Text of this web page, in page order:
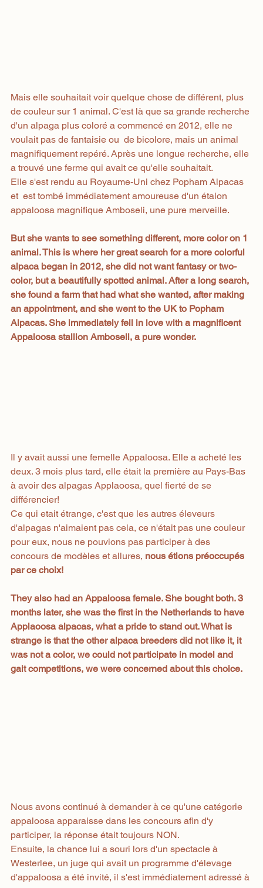
Mais elle souhaitait voir quelque chose de différent, plus
de couleur sur 1 animal. C'est là que sa grande recherche
d'un alpaga plus coloré a commencé en 2012, elle ne
voulait pas de fantaisie ou  de bicolore, mais un animal
magnifiquement repéré. Après une longue recherche, elle
a trouvé une ferme qui avait ce qu'elle souhaitait.
Elle s'est rendu au Royaume-Uni chez Popham Alpacas
et  est tombé immédiatement amoureuse d'un étalon
appaloosa magnifique Amboseli, une pure merveille.
But she wants to see something different, more color on 1
animal. This is where her great search for a more colorful
alpaca began in 2012, she did not want fantasy or two-
color, but a beautifully spotted animal. After a long search,
she found a farm that had what she wanted, after making
an appointment, and she went to the UK to Popham
Alpacas. She immediately fell in love with a magnificent
Appaloosa stallion Amboseli, a pure wonder.
Il y avait aussi une femelle Appaloosa. Elle a acheté les
deux. 3 mois plus tard, elle était la première au Pays-Bas
à avoir des alpagas Applaoosa, quel fierté de se
différencier!
Ce qui etait étrange, c'est que les autres éleveurs
d'alpagas n'aimaient pas cela, ce n'était pas une couleur
pour eux, nous ne pouvions pas participer à des
concours de modèles et allures, nous étions préoccupés
par ce choix!
They also had an Appaloosa female. She bought both. 3
months later, she was the first in the Netherlands to have
Applaoosa alpacas, what a pride to stand out. What is
strange is that the other alpaca breeders did not like it, it
was not a color, we could not participate in model and
gait competitions, we were concerned about this choice.
Nous avons continué à demander à ce qu'une catégorie
appaloosa apparaisse dans les concours afin d'y
participer, la réponse était toujours NON.
Ensuite, la chance lui a souri lors d'un spectacle à
Westerlee, un juge qui avait un programme d'élevage
d'appaloosa a été invité, il s'est immédiatement adressé à